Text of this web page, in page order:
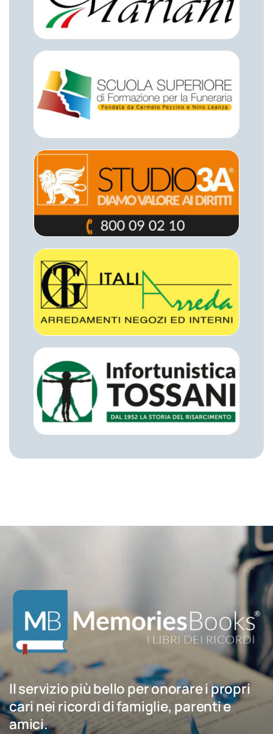
Il servizio più bello per onorare i propri
cari nei ricordi di famiglie, parenti e
amici.